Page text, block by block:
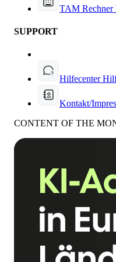
TAM Rechner
SUPPORT
Hilfecenter
Kontakt/
CONTENT OF THE